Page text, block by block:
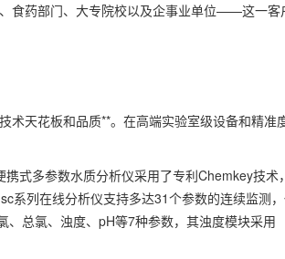
食药部门、大专院校以及企事业单位——这一客
术天花板和品质**。在高端实验室级设备和精准
式多参数水质分析仪采用了专利Chemkey技术
系列在线分析仪支持多达31个参数的连续监测
总氯、浊度、pH等7种参数，其浊度模块采用